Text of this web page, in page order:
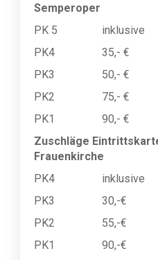
Semperoper
PK 5
PK4
PK3
PK2
PK1
Zuschläge
Frauenkirche
PK4
PK3
PK2
PK1